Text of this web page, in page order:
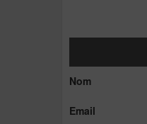
Nom
Email